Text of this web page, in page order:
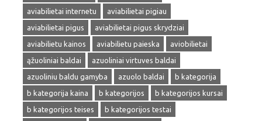
aviabilietai internetu
aviabilietai pigiau
aviabilietai pigus
aviabilietai pigus skrydziai
aviabilietu kainos
aviabilietu paieska
aviobilietai
ąžuoliniai baldai
azuoliniai virtuves baldai
azuoliniu baldu gamyba
azuolo baldai
b kategorija
b kategorija kaina
b kategorijos
b kategorijos kursai
b kategorijos teises
b kategorijos testai